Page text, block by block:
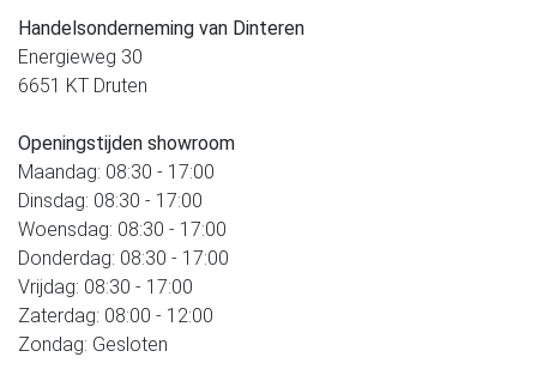
Handelsonderneming van Dinteren
Energieweg 30
6651 KT Druten
Openingstijden showroom
Maandag: 08:30 - 17:00
Dinsdag: 08:30 - 17:00
Woensdag: 08:30 - 17:00
Donderdag: 08:30 - 17:00
Vrijdag: 08:30 - 17:00
Zaterdag: 08:00 - 12:00
Zondag: Gesloten